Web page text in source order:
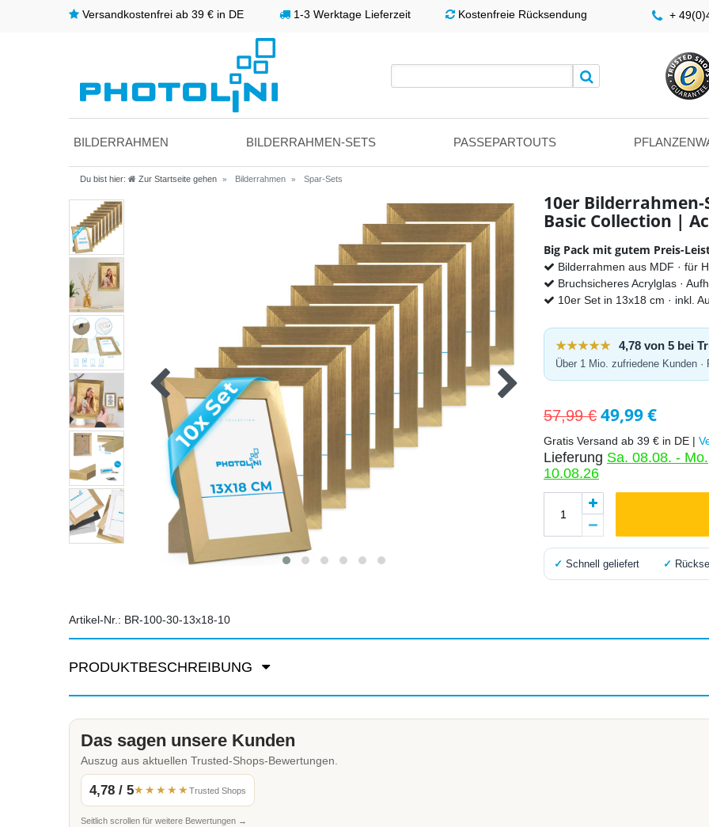
Versandkostenfrei ab 39 € in DE 1-3 Werktage Lieferzeit Kostenfreie Rücksendung +
BILDERRAHMEN BILDERRAHMEN-SETS PASSEPARTOUTS
Du bist hier: Zur Startseite gehen Bilderrahmen Spar-Sets
10er Bilderrahmen-
Basic Collection |
Big Pack mit gutem Preis-
Bilderrahmen aus MDF · für
Bruchsicheres Acrylglas ·
10er Set in 13x18 cm · inkl.
★★★★★ 4,78 von 5 bei
Über 1 Mio. zufriedene Kunden
57,99 € 49,99 €
Gratis Versand ab 39 € in DE |
Lieferung Sa. 08.08. - Mo.
10.08.26
✓ Schnell geliefert ✓
Artikel-Nr.: BR-100-30-13x18-10
PRODUKTBESCHREIBUNG
Das sagen unsere Kunden
Auszug aus aktuellen Trusted-Shops-Bewertungen.
4,78 / 5★★★★★ Trusted Shops
Seitlich scrollen für weitere Bewertungen →